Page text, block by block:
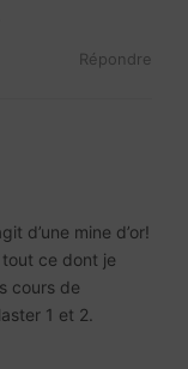
Répondre
d’une mine d’or!
ce dont je
cours de
1 et 2.